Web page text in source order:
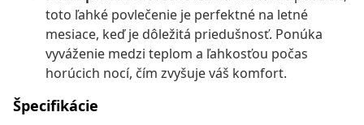
toto ľahké povlečenie je perfektné na letné
mesiace, keď je dôležitá priedušnosť. Ponúka
vyváženie medzi teplom a ľahkosťou počas
horúcich nocí, čím zvyšuje váš komfort.
Špecifikácie